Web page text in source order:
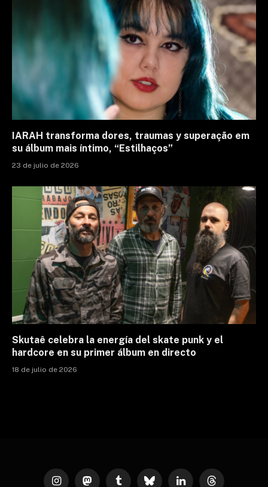
IARAH transforma dores, traumas y superação em
su álbum mais íntimo, “Estilhaços”
23 de julio de 2026
Skutaê celebra la energía del skate punk y el
hardcore en su primer álbum en directo
18 de julio de 2026